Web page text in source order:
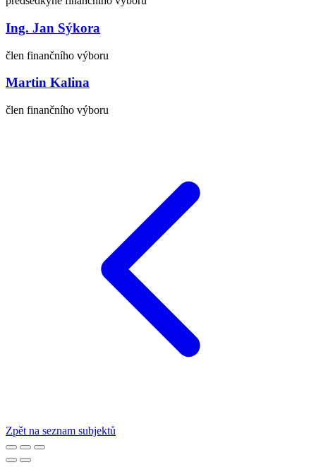
Ing. Jan Sýkora
člen finančního výboru
Martin Kalina
člen finančního výboru
Zpět na seznam subjektů